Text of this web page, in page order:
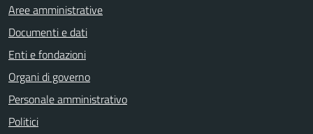
Aree amministrative
Documenti e dati
Enti e fondazioni
Organi di governo
Personale amministrativo
Politici